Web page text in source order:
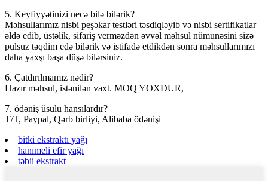
5. Keyfiyyətinizi necə bilə bilərik?
Məhsullarımız nisbi peşəkar testləri təsdiqləyib və nisbi sertifikatlar
əldə edib, üstəlik, sifariş verməzdən əvvəl məhsul nümunəsini sizə
pulsuz təqdim edə bilərik və istifadə etdikdən sonra məhsullarımızı
daha yaxşı başa düşə bilərsiniz.
6. Çatdırılmamız nədir?
Hazır məhsul, istənilən vaxt. MOQ YOXDUR,
7. ödəniş üsulu hansılardır?
T/T, Paypal, Qərb birliyi, Alibaba ödənişi
bitki ekstraktı yağı
hanımeli efir yağı
təbii ekstrakt